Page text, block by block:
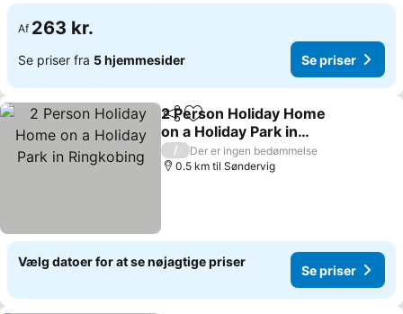
Af 263 kr.
Se priser fra 5 hjemmesider Se priser
Del Føj til favoritter
2 Person Holiday Home
on a Holiday Park in
Ringkobing
Se priser
/
Der er ingen bedømmelse
0.5 km til Søndervig
Vælg datoer for at se nøjagtige priser
Se priser